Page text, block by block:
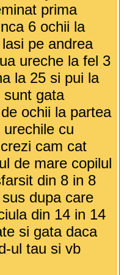
prima
6 ochii la
pe andrea
ureche la fel 3
la 25 si pui la
sunt gata
ochii la partea
cu
cam cat
de mare copilul
din 8 in 8
dupa care
din 14 in 14
si gata daca
ul tau si vb